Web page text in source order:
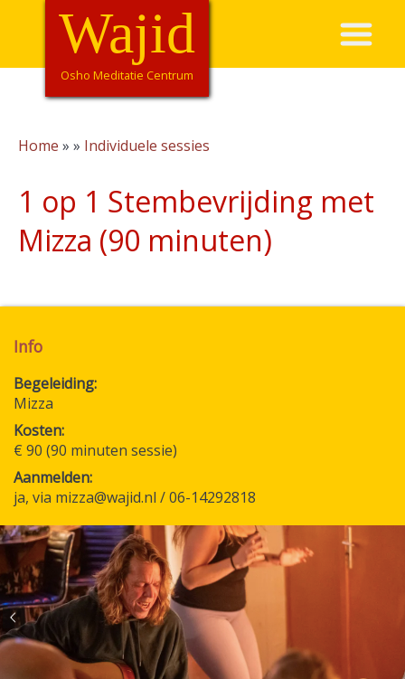
Overslaan
de
HoofdnavigatieWajid
Osho Meditatie Centrum
Home Individuele sessies
1 op 1 Stembevrijding met
Mizza (90 minuten)
Info
Begeleiding
Mizza
Kosten
€ 90 (90 minuten sessie)
Aanmelden
ja, via mizza@wajid.nl / 06-14292818